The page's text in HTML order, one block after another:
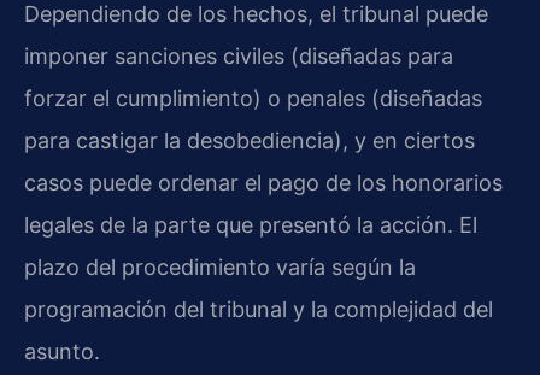
Dependiendo de los hechos, el tribunal puede
imponer sanciones civiles (diseñadas para
forzar el cumplimiento) o penales (diseñadas
para castigar la desobediencia), y en ciertos
casos puede ordenar el pago de los honorarios
legales de la parte que presentó la acción. El
plazo del procedimiento varía según la
programación del tribunal y la complejidad del
asunto.